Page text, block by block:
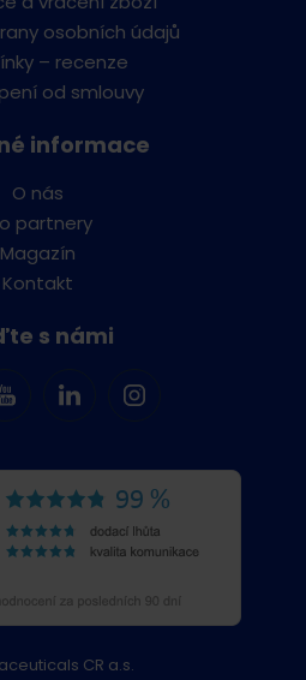
osobních údajů
– recenze
od smlouvy
informace
O nás
partnery
Magazín
Kontakt
s námi
CR a.s.